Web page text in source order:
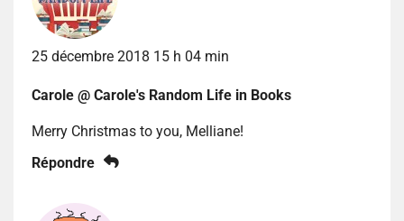
25 décembre 2018 15 h 04 min
Carole @ Carole's Random Life in Books
Merry Christmas to you, Melliane!
Répondre